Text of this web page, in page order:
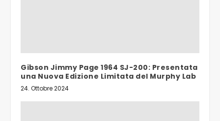
Gibson Jimmy Page 1964 SJ-200: Presentata
una Nuova Edizione Limitata del Murphy Lab
24. Ottobre 2024